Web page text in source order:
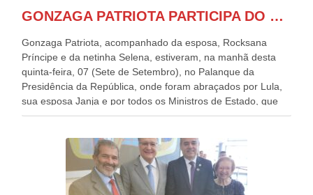
GONZAGA PATRIOTA PARTICIPA DO DESFILE DA INDEPENDÊNCIA NO PALANQUE DA PRESIDÊNCIA DA REPÚBLICA E É ABRAÇADO POR LULA E POR GERALDO ALCKMIN.
Gonzaga Patriota, acompanhado da esposa, Rocksana
Príncipe e da netinha Selena, estiveram, na manhã desta
quinta-feira, 07 (Sete de Setembro), no Palanque da
Presidência da República, onde foram abraçados por Lula,
sua esposa Janja e por todos os Ministros de Estado, que
estavam presentes, nos Desfiles da Independência da
outros desfiles, na Esplanada dos Ministérios, disse ter sido
o deste ano, o maior e o mais organizado de todos. “Há
quatro décadas, como Patriota até no nome, participo
anualmente dos desfiles de Sete de Setembro, na